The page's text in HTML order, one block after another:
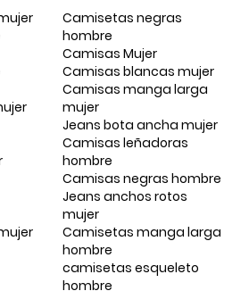
Camisetas negras
hombre
Camisas Mujer
Camisas blancas mujer
Camisas manga larga
mujer
Jeans bota ancha mujer
Camisas leñadoras
hombre
Camisas negras hombre
Jeans anchos rotos
mujer
Camisetas manga larga
hombre
camisetas esqueleto
hombre